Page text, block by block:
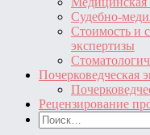
Судебно-
Стоимость и
экспертизы
Почерковедческая
Рецензирование
Найти: